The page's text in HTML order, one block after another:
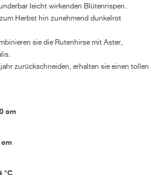
leicht wirkenden Blütenrispen.
Herbst hin zunehmend dunkelrot
sie die Rutenhirse mit Aster,
zurückschneiden, erhalten sie einen tollen
cm
cm
°C